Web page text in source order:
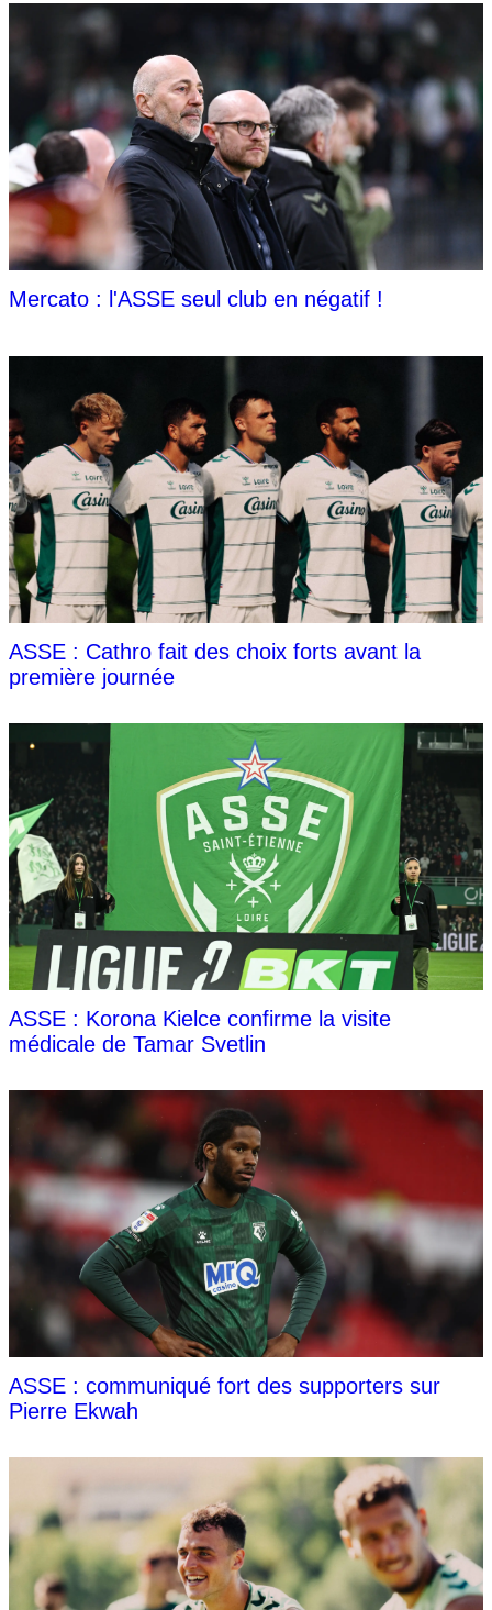
Mercato : l'ASSE seul club en négatif !
ASSE : Cathro fait des choix forts avant la
première journée
ASSE : Korona Kielce confirme la visite
médicale de Tamar Svetlin
ASSE : communiqué fort des supporters sur
Pierre Ekwah